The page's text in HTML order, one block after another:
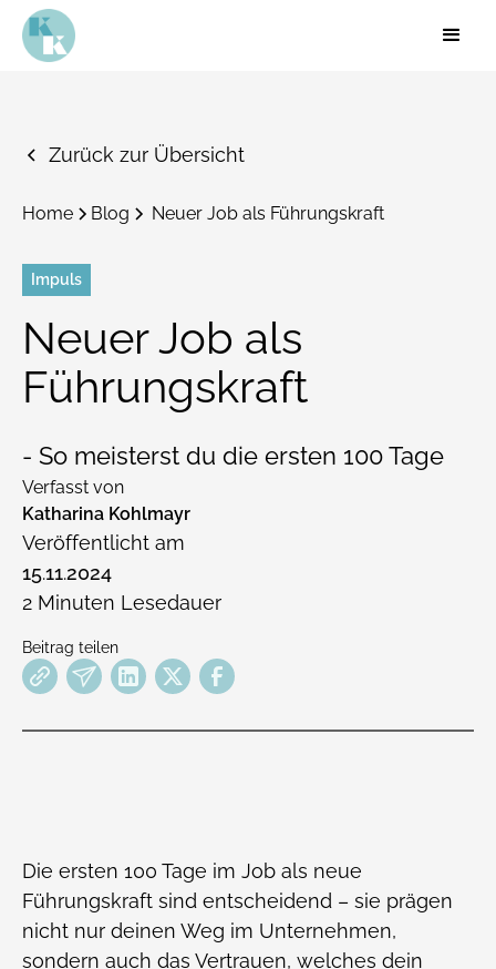
Zurück zur Übersicht
Home Blog Neuer Job als Führungskraft
Impuls
Neuer Job als
Führungskraft
- So meisterst du die ersten 100 Tage
Verfasst von
Katharina Kohlmayr
Veröffentlicht am
15.11.2024
2 Minuten Lesedauer
Beitrag teilen
Die ersten 100 Tage im Job als neue
Führungskraft sind entscheidend – sie prägen
nicht nur deinen Weg im Unternehmen,
sondern auch das Vertrauen, welches dein